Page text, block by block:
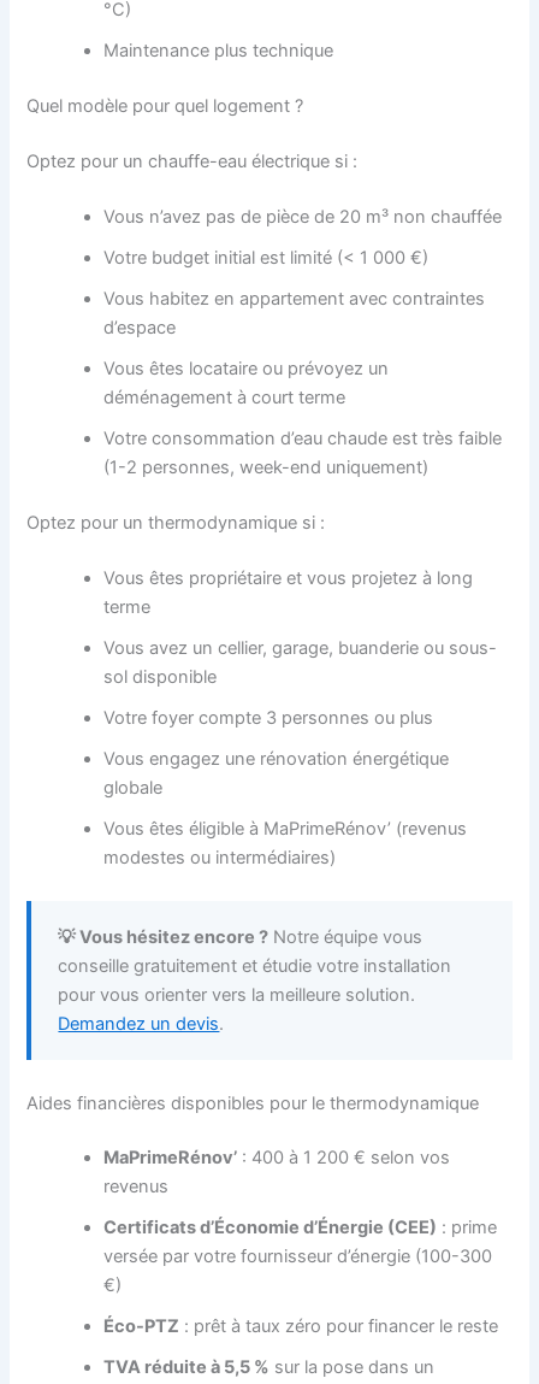
°C)
Maintenance plus technique
Quel modèle pour quel logement ?
Optez pour un chauffe-eau électrique si :
Vous n’avez pas de pièce de 20 m³ non chauffée
Votre budget initial est limité (< 1 000 €)
Vous habitez en appartement avec contraintes
d’espace
Vous êtes locataire ou prévoyez un
déménagement à court terme
Votre consommation d’eau chaude est très faible
(1-2 personnes, week-end uniquement)
Optez pour un thermodynamique si :
Vous êtes propriétaire et vous projetez à long
terme
Vous avez un cellier, garage, buanderie ou sous-
sol disponible
Votre foyer compte 3 personnes ou plus
Vous engagez une rénovation énergétique
globale
Vous êtes éligible à MaPrimeRénov’ (revenus
modestes ou intermédiaires)
💡 Vous hésitez encore ? Notre équipe vous
conseille gratuitement et étudie votre installation
pour vous orienter vers la meilleure solution.
Demandez un devis.
Aides financières disponibles pour le thermodynamique
MaPrimeRénov’ : 400 à 1 200 € selon vos
revenus
Certificats d’Économie d’Énergie (CEE) : prime
versée par votre fournisseur d’énergie (100-300
€)
Éco-PTZ : prêt à taux zéro pour financer le reste
TVA réduite à 5,5 % sur la pose dans un